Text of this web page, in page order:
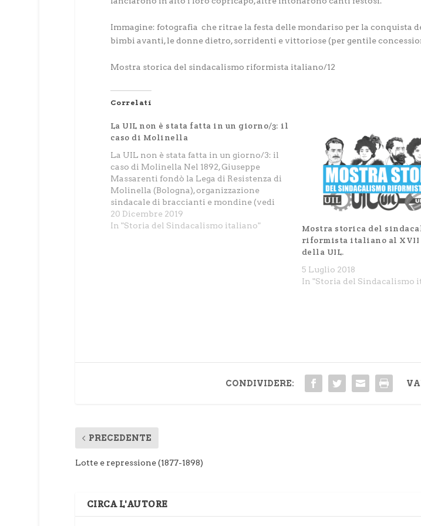
Immagine: fotografia che ritrae la festa delle mondariso per la conquista
bimbi avanti, le donne dietro, sorridenti e vittoriose (per gentile
Mostra storica del sindacalismo riformista italiano/12
Correlati
La UIL non è stata fatta in un giorno/3: il
caso di Molinella
La UIL non è stata fatta in un giorno/3: il
caso di Molinella Nel 1892, Giuseppe
Massarenti fondò la Lega di Resistenza di
Molinella (Bologna), organizzazione
sindacale di braccianti e mondine (vedi
stazione 2), successivamente denominata
Organizzazioni Operaie Autonome. Inizio
20 Dicembre 2019
In "Storia del Sindacalismo italiano"
Mostra storica del
riformista italiano al XVII
della UIL.
5 Luglio 2018
In "Storia del Sindacalismo
CONDIVIDERE:
PRECEDENTE
Lotte e repressione (1877-1898)
CIRCA L'AUTORE